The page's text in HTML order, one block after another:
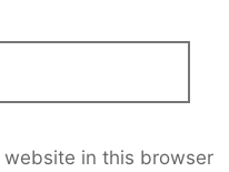
website in this browser